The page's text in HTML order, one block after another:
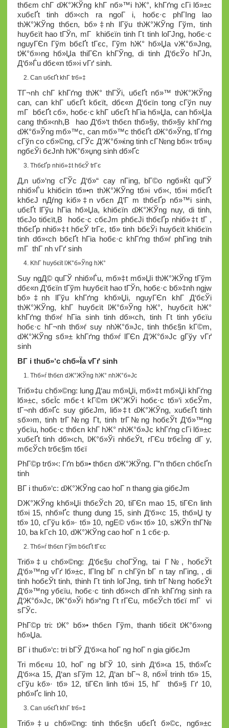
thбє­m chГ­ dЖ°ЖЎng khГ­ nб»™i hЖ°, khГґng cГі lб»±c
xuбєҐt tinh dб»‹ch ra ngoГ i, hoбє·c phГІng lao
thЖ°ЖЎng thбє­n, bб»‡nh lГўu thЖ°ЖЎng Гўm, tinh
huyбєїt hao tГЎn, mГ khiбєїn tinh Г­t tinh loГЈng, hoбє·c
nguyГЄn Гўm bбєҐt tГєc, Гўm hЖ° hб»Џa vЖ°б»Јng,
tЖ°б»›ng hб»Џa thiГЄn khГЎng, di tinh Д‘бєЎo hГЈn,
Д‘б»Ѓu dбє«n tб»›i vГґ sinh.
Can uбєҐt khГ­ trб»‡
TГ¬nh chГ­ khГґng thЖ° thГЎi, uбєҐt nб»™ thЖ°ЖЎng
can, can khГ­ uбєҐt kбєїt, dбє«n Д‘бєїn tong cГўn nuy
mГ bбєҐt cб»­, hoбє·c khГ­ uбєҐt hГіa hб»Џa, can hб»Џa
cang thб»‹nh,В hao Д‘б»‘t thбє­n thб»§y, thб»§y khГґng
dЖ°б»Ўng mб»™c, can mб»™c thбєҐt dЖ°б»Ўng, tГґng
cГўn co cб»©ng, cГЎc Д‘Ж°б»ќng tinh cГ№ng bб»‹ trб»џ
ngбєЎi бєЈnh hЖ°б»џng sinh dб»Ґc
ThбєҐp nhiб»‡t hбєЎ trГє
Д‚n uб»‘ng cГЎc Д‘б»“ cay nГіng, bГ©o ngб»Ќt quГЎ
nhiб»Ѓu khiбєїn tб»•n thЖ°ЖЎng tб»і vб»‹, tб»і mбєҐt
khбєЈ nДѓng kiб»‡n vбє­n Д‘Г m thбєҐp nб»™i sinh,
uбєҐt lГўu hГіa hб»Џa, khiбєїn dЖ°ЖЎng nuy, di tinh,
tбєЈo tiбєїt,В hoбє·c cбєЈm phбєЈi thбєҐp nhiб»‡t tГ ,
thбєҐp nhiб»‡t hбєЎ trГє, tб»­ tinh bбєЎi huyбєїt khiбєїn
tinh dб»‹ch bбєҐt hГіa hoбє·c khГґng thб»ѓ phГіng tnih
mГ thГ nh vГґ sinh
KhГ­ huyбєїt lЖ°б»Ўng hЖ°
Suy ngД© quГЎ nhiб»Ѓu, mб»‡t mб»Џi thЖ°ЖЎng tГўm
dбє«n Д‘бєїn tГўm huyбєїt hao tГЎn, hoбє·c bб»‡nh ngjw
bб»‡nh lГўu khГґng khб»Џi, nguyГЄn khГ­ Д‘бєЎi
thЖ°ЖЎng, khГ­ huyбєїt lЖ°б»Ўng hЖ°, huyбєїt hЖ°
khГґng thб»ѓ hГіa sinh tinh dб»‹ch, tinh Г­t tinh yбєїu
hoбє·c hГ¬nh thб»ѓ suy nhЖ°б»Јc, tinh thбє§n kГ©m,
dЖ°ЖЎng sб»± khГґng thб»ѓ lГЄn Д‘Ж°б»Јc gГўy vГґ
sinh
BГ i thuб»‘c chб»Їa vГґ sinh
Thб»ѓ thбє­n dЖ°ЖЎng hЖ° nhЖ°б»Јc
Triб»‡u chб»©ng: lung Д‘au mб»Џi, mб»‡t mб»Џi khГґng
lб»±c, sбєЇc mбє·t kГ©m tЖ°ЖЎi hoбє·c tб»‘i xбєЎm,
tГ¬nh dб»Ґc suy giбєЈm, liб»‡t dЖ°ЖЎng, xuбєҐt tinh
sб»›m, tinh trГ№ng Г­t, tinh trГ№ng hoбєЎt Д‘б»™ng
yбєїu, hoбє·c thбє­n khГ­ hЖ° nhЖ°б»Јc khГґng cГі lб»±c
xuбєҐt tinh dб»‹ch, lЖ°б»Ўi nhбєЎt, rГЄu trбєЇng dГ y,
mбєЎch trбє§m tбєї
PhГ©p trб»‹: Гґn bб»• thбє­n dЖ°ЖЎng. Г”n thбє­n chбєҐn
tinh
BГ i thuб»‘c: dЖ°ЖЎng cao hoГ n thang gia giбєЈm
DЖ°ЖЎng khб»Џi thбєЎch 20, tiГЄn mao 15, tiГЄn linh
tб»і 15, nhб»Ґc thung dung 15, sinh Д‘б»‹c 15, thб»Џ ty
tб»­ 10, cГўu kб»· tб»­ 10, ngЕ© vб»‹ tб»­ 10, sЖЎn thГ№
10, ba kГ­ch 10, dЖ°ЖЎng cao hoГ n 1 cбє·p.
Thб»ѓ thбє­n Гўm bбєҐt tГєc
Triб»‡u chб»©ng: Д‘бє§u choГЎng, tai Г№, hoбєЎt
Д‘б»™ng vГґ lб»±c, lГІng bГ n chГўn bГ n tay nГіng, , di
tinh hoбєЎt tinh, thinh Г­t tinh loГЈng, tinh trГ№ng hoбєЎt
Д‘б»™ng yбєїu, hoбє·c tinh dб»‹ch dГ­nh khГґng sinh ra
Д‘Ж°б»Јc, lЖ°б»Ўi hб»“ng Г­t rГЄu, mбєЎch tбєї mГ vi
sГЎc.
PhГ©p tri: tЖ° bб»• thбє­n Гўm, thanh tiбєїt tЖ°б»›ng
hб»Џa.
BГ i thuб»‘c: tri bГЎ Д‘б»‹a hoГ ng hoГ n gia giбєЈm
Tri mбє«u 10, hoГ ng bГЎ 10, sinh Д‘б»‹a 15, thб»Ґc
Д‘б»‹a 15, Д‘an sГўm 12, Д‘an bГ¬ 8, nб»Ї trinh tб»­ 15,
cГўu kб»· tб»­ 12, tiГЄn linh tб»і 15, hГ thб»§ Гґ 10,
phб»Ґc linh 10,
Can uбєҐt khГ­ trб»‡
Triб»‡u chб»©ng: tinh thбє§n uбєҐt б»©c, ngб»±c